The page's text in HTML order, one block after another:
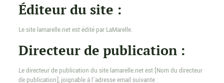
Éditeur du site :
Le site lamarelle.net est édité par LaMarelle.
Directeur de publication :
Le directeur de publication du site lamarelle.net est [Nom du directeur
de publication], joignable à l’adresse email suivante :